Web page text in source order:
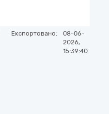
Експортовано:
08-06-
2026,
15:39:40